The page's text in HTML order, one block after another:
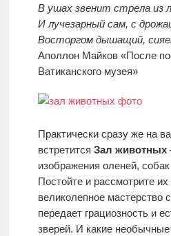
В ушах звенит стрела из
И лучезарный сам, с
Восторгом дышащий,
Аполлон Майков «После
Ватиканского музея»
Практически сразу же на
встретится Зал животных
изображения оленей,
Постойте и рассмотрите
великолепное мастерство
передает грациозность и
зверей. И какие